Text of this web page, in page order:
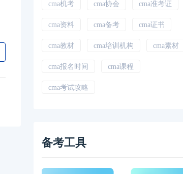
cma机考 cma协会 cma准考证
cma资料 cma备考 cma证书
cma教材 cma培训机构 cma素材
cma报名时间 cma课程
cma考试攻略
备考工具